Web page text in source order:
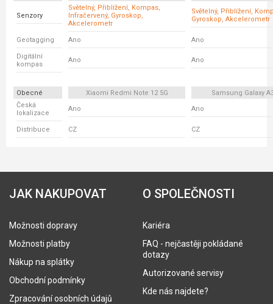
Senzory
Světelný, Přiblížení, Kompas,
Infračervený, Gyroskop,
Akcelerometr
Světelný, Přiblížení,
Gyroskop, Akcelerometr
Geotagging Ano Ano
Digitální
kompas
Ano Ano
Obecné Xiaomi Redmi Note 12 5G
Samsung Galaxy
Česká
lokalizace
Ano Ano
Distribuce CZ CZ
JAK NAKUPOVAT
Možnosti dopravy
Možnosti platby
Nákup na splátky
Obchodní podmínky
Zpracování osobních údajů
O SPOLEČNOSTI
Kariéra
FAQ - nejčastěji pokládané
dotazy
Autorizované servisy
Kde nás najdete?